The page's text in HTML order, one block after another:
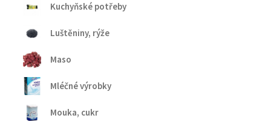
Kuchyňské potřeby
Luštěniny, rýže
Maso
Mléčné výrobky
Mouka, cukr